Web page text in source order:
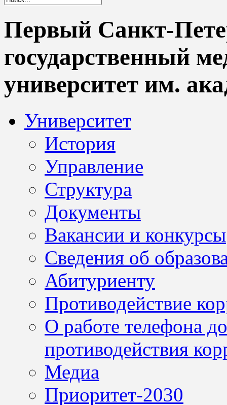
Первый Санкт-
государственный
университет им.
Университет
История
Управление
Структура
Документы
Вакансии и конкурсы
Сведения об
Абитуриенту
Противодействие
О работе телефона
противодействия
Медиа
Приоритет-2030